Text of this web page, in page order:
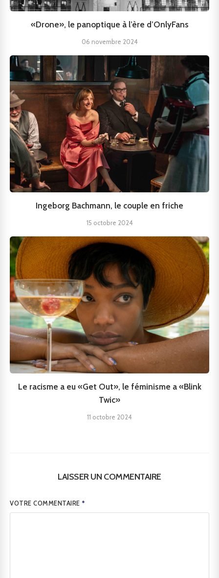
«Drone», le panoptique à l’ère d’OnlyFans
06 novembre 2024
Ingeborg Bachmann, le couple en friche
15 octobre 2024
Le racisme a eu «Get Out», le féminisme a «Blink
Twic»
11 octobre 2024
LAISSER UN COMMENTAIRE
VOTRE COMMENTAIRE*